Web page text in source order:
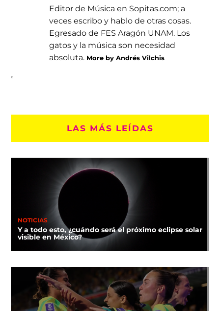
Editor de Música en Sopitas.com; a
veces escribo y hablo de otras cosas.
Egresado de FES Aragón UNAM. Los
gatos y la música son necesidad
absoluta. More by Andrés Vilchis
LAS MÁS LEÍDAS
NOTICIAS
Y a todo esto, ¿cuándo será el próximo eclipse solar
visible en México?